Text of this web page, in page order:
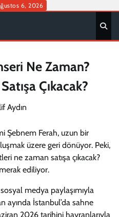
6, 2026
Ne Zaman?
Çıkacak?
Aydın
Şebnem Ferah, uzun bir
üzere geri dönüyor. Peki,
ne zaman satışa çıkacak?
ediliyor.
medya paylaşımıyla
ayında İstanbul’da sahne
2026 tarihini hayranlarıyla